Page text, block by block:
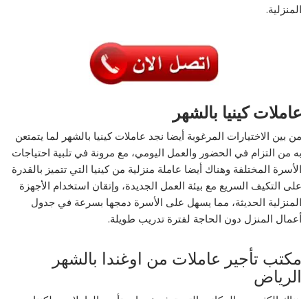
المنزلية.
عاملات كينيا بالشهر
من بين الاختيارات المرغوبة أيضا نجد عاملات كينيا بالشهر لما يتمتعن
به من التزام في الحضور والعمل اليومي، مع مرونة في تلبية احتياجات
الأسرة المختلفة وهناك أيضا عاملة منزلية من كينيا التي تتميز بالقدرة
على التكيف السريع مع بيئة العمل الجديدة، وإتقان استخدام الأجهزة
المنزلية الحديثة، مما يسهل على الأسرة دمجها بسرعة في جدول
أعمال المنزل دون الحاجة لفترة تدريب طويلة.
مكتب تأجير عاملات من اوغندا بالشهر
الرياض